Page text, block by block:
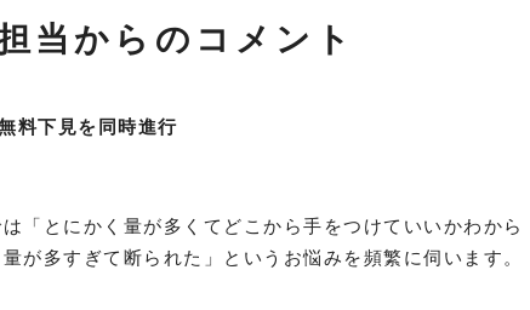
当からのコメント
料下見を同時進行
「とにかく量が多くてどこから手をつけていいかわから
が多すぎて断られた」というお悩みを頻繁に伺います。